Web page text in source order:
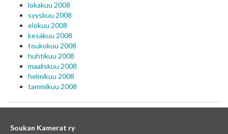
lokakuu 2008
syyskuu 2008
elokuu 2008
kesäkuu 2008
toukokuu 2008
huhtikuu 2008
maaliskuu 2008
helmikuu 2008
tammikuu 2008
Soukan Kamerat ry